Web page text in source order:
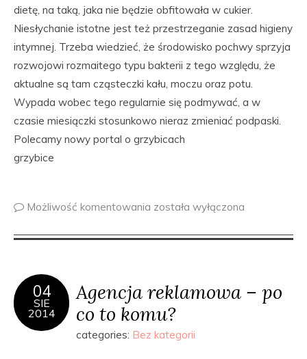
dietę, na taką, jaka nie będzie obfitowała w cukier.
Niesłychanie istotne jest też przestrzeganie zasad higieny
intymnej. Trzeba wiedzieć, że środowisko pochwy sprzyja
rozwojowi rozmaitego typu bakterii z tego względu, że
aktualne są tam cząsteczki kału, moczu oraz potu.
Wypada wobec tego regularnie się podmywać, a w
czasie miesiączki stosunkowo nieraz zmieniać podpaski.
Polecamy nowy portal o grzybicach
grzybice
Możliwość komentowania została wyłączona
04
SIE
2014
Agencja reklamowa – po
co to komu?
categories: Bez kategorii